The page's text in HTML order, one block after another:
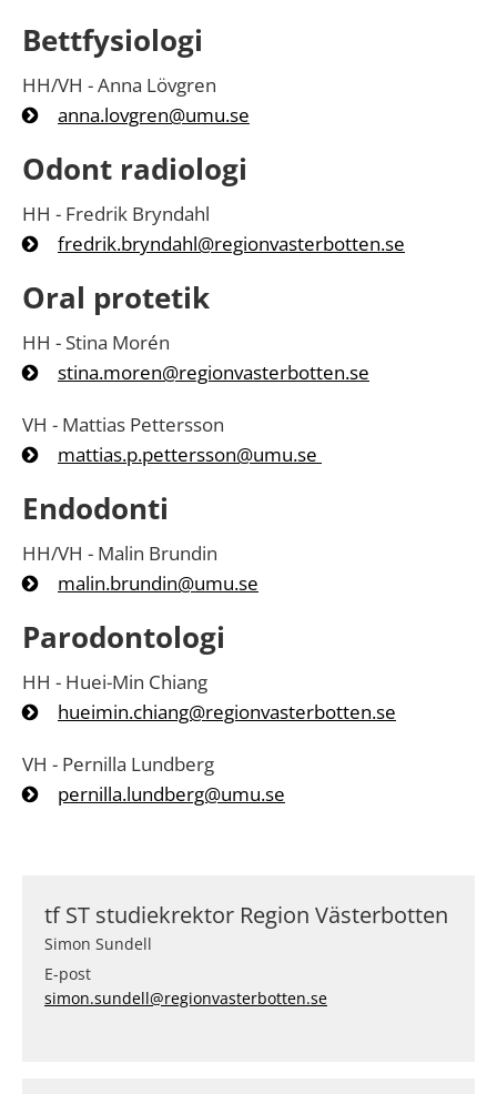
Bettfysiologi
HH/VH - Anna Lövgren
anna.lovgren@umu.se
Odont radiologi
HH - Fredrik Bryndahl
fredrik.bryndahl@regionvasterbotten.se
Oral protetik
HH - Stina Morén
stina.moren@regionvasterbotten.se
VH - Mattias Pettersson
mattias.p.pettersson@umu.se
Endodonti
HH/VH - Malin Brundin
malin.brundin@umu.se
Parodontologi
HH - Huei-Min Chiang
hueimin.chiang@regionvasterbotten.se
VH - Pernilla Lundberg
pernilla.lundberg@umu.se
tf ST studiekrektor Region Västerbotten
Simon Sundell
E-post
simon.sundell@regionvasterbotten.se